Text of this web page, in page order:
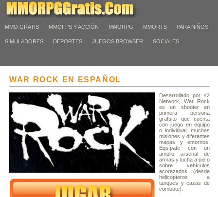
MMO GRATIS MMOFPS Y ACCIÓN MMORPG MMORTS PARA NIÑOS
SIMULADORES DEPORTES JUEGOS BROWSER SOCIALES
WAR ROCK EN ESPAÑOL
Desarrollado por K2
Network, War Rock
es un shooter en
primera persona
gratuito que cuenta
con juego en equipo
o individual, muchas
misiones y diferentes
mapas y entornos.
Equípate con un
amplio arsenal de
armas y lucha a pie o
sobre vehículos
acorazados (desde
helicópteros a
tanques y cazas de
combate).